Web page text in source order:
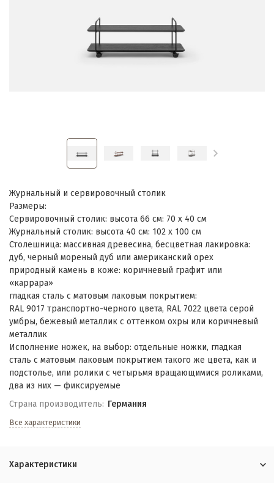
Журнальный и сервировочный столик
Размеры:
Сервировочный столик: высота 66 см: 70 x 40 см
Журнальный столик: высота 40 см: 102 x 100 см
Столешница: массивная древесина, бесцветная лакировка:
дуб, черный мореный дуб или американский орех
природный камень в коже: коричневый графит или
«каррара»
гладкая сталь с матовым лаковым покрытием:
RAL 9017 транспортно-черного цвета, RAL 7022 цвета серой
умбры, бежевый металлик с оттенком охры или коричневый
металлик
Исполнение ножек, на выбор: отдельные ножки, гладкая
сталь с матовым лаковым покрытием такого же цвета, как и
подстолье, или ролики с четырьмя вращающимися роликами,
два из них — фиксируемые
Страна производитель: Германия
Все характеристики
Характеристики